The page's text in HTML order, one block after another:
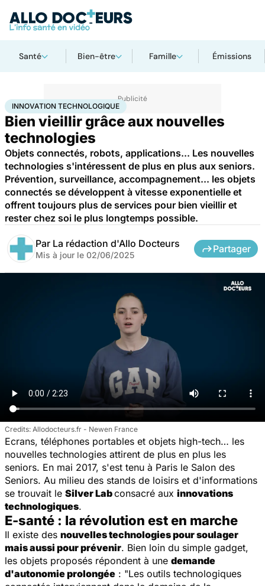
Santé Bien-être Famille Émissions
AccueilSantéMaladiesInnovation technologique
INNOVATION TECHNOLOGIQUE
Bien vieillir grâce aux nouvelles
technologies
Objets connectés, robots, applications... Les nouvelles
technologies s'intéressent de plus en plus aux seniors.
Prévention, surveillance, accompagnement... les objets
connectés se développent à vitesse exponentielle et
offrent toujours plus de services pour bien vieillir et
rester chez soi le plus longtemps possible.
Par La rédaction d'Allo Docteurs
Mis à jour le 02/06/2025
Partager
Allodocteurs.fr - Newen France
Ecrans, téléphones portables et objets high-tech… les
nouvelles technologies attirent de plus en plus les
seniors. En mai 2017, s'est tenu à Paris le Salon des
Seniors. Au milieu des stands de loisirs et d'informations
se trouvait le Silver Labconsacré aux innovations
technologiques.
E-santé : la révolution est en marche
Il existe des nouvelles technologies pour soulager
mais aussi pour prévenir. Bien loin du simple gadget,
les objets proposés répondent à une demande
d'autonomie prolongée : "Les outils technologiques